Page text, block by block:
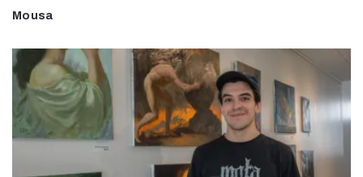
Mousa